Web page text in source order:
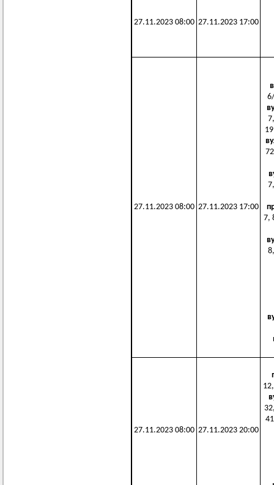
27.11.2023 08:00 27.11.2023 17:00
27.11.2023 08:00 27.11.2023 17:00
7,
27.11.2023 08:00 27.11.2023 20:00